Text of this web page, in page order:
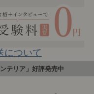
について
テリア」好評発売中